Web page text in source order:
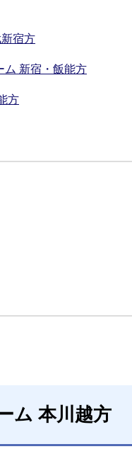
宿方
ム 新宿・飯能方
方
ム 本川越方